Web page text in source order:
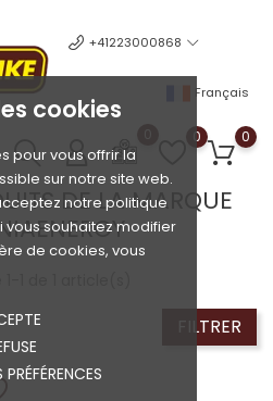
cookies
pour vous offrir la
sur notre site web.
notre politique
vous souhaitez modifier
de cookies, vous
+41223000868
Français
0 0
DE LA MARQUE
FILTRER
1 de 1 article(s)